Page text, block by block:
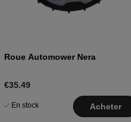
Roue Automower Nera
€35.49
En stock Acheter